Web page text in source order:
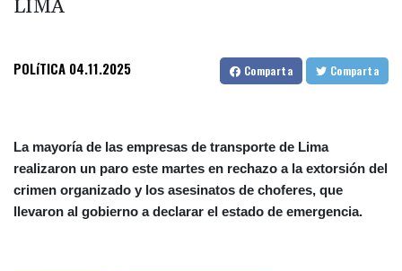
LIMA
POLíTICA 04.11.2025 Comparta Comparta
La mayoría de las empresas de transporte de Lima
realizaron un paro este martes en rechazo a la extorsión del
crimen organizado y los asesinatos de choferes, que
llevaron al gobierno a declarar el estado de emergencia.